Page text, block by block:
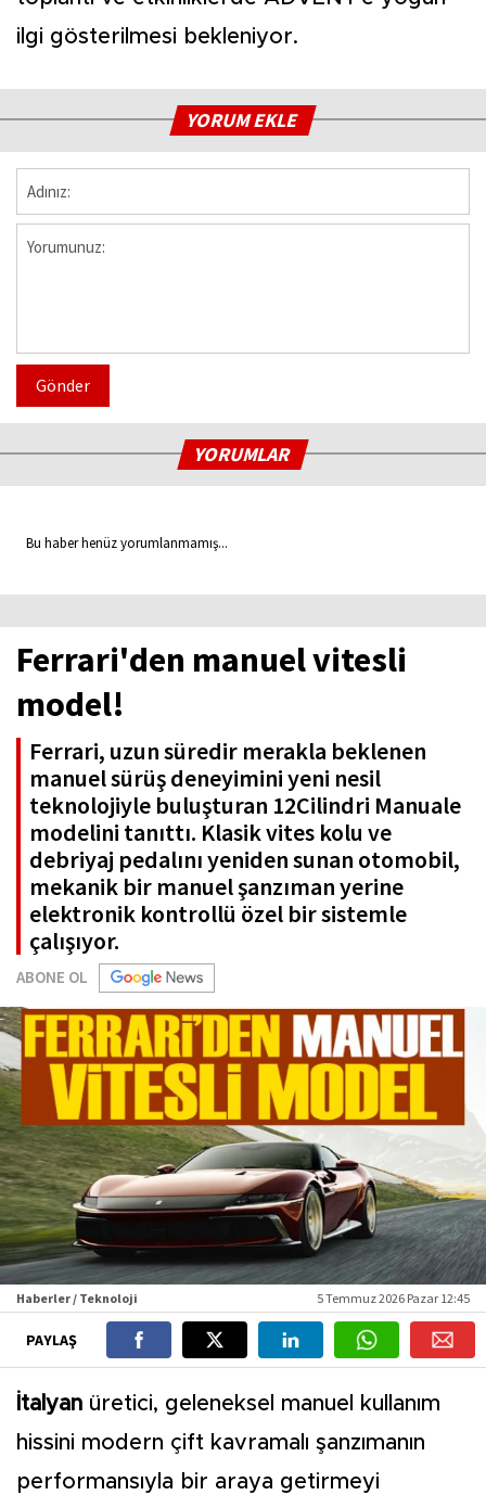
ilgi gösterilmesi bekleniyor.
YORUM EKLE
Gönder
YORUMLAR
Bu haber henüz yorumlanmamış...
Ferrari'den manuel vitesli
model!
Ferrari, uzun süredir merakla beklenen
manuel sürüş deneyimini yeni nesil
teknolojiyle buluşturan 12Cilindri Manuale
modelini tanıttı. Klasik vites kolu ve
debriyaj pedalını yeniden sunan otomobil,
mekanik bir manuel şanzıman yerine
elektronik kontrollü özel bir sistemle
çalışıyor.
ABONE OL
Haberler / Teknoloji 5 Temmuz 2026 Pazar 12:45
PAYLAŞ
İtalyan üretici, geleneksel manuel kullanım
hissini modern çift kavramalı şanzımanın
performansıyla bir araya getirmeyi